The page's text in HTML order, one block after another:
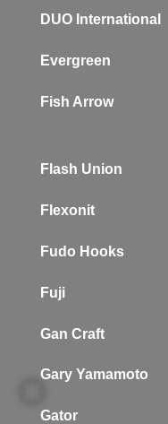
DUO International
Evergreen
Fish Arrow
Flash Union
Flexonit
Fudo Hooks
Fuji
Gan Craft
Gary Yamamoto
Gator